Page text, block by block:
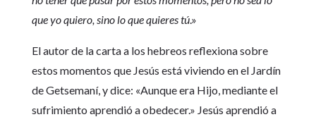
que yo quiero, sino lo que quieres tú.»
El autor de la carta a los hebreos reflexiona sobre
estos momentos que Jesús está viviendo en el Jardín
de Getsemaní, y dice: «Aunque era Hijo, mediante el
sufrimiento aprendió a obedecer.» Jesús aprendió a